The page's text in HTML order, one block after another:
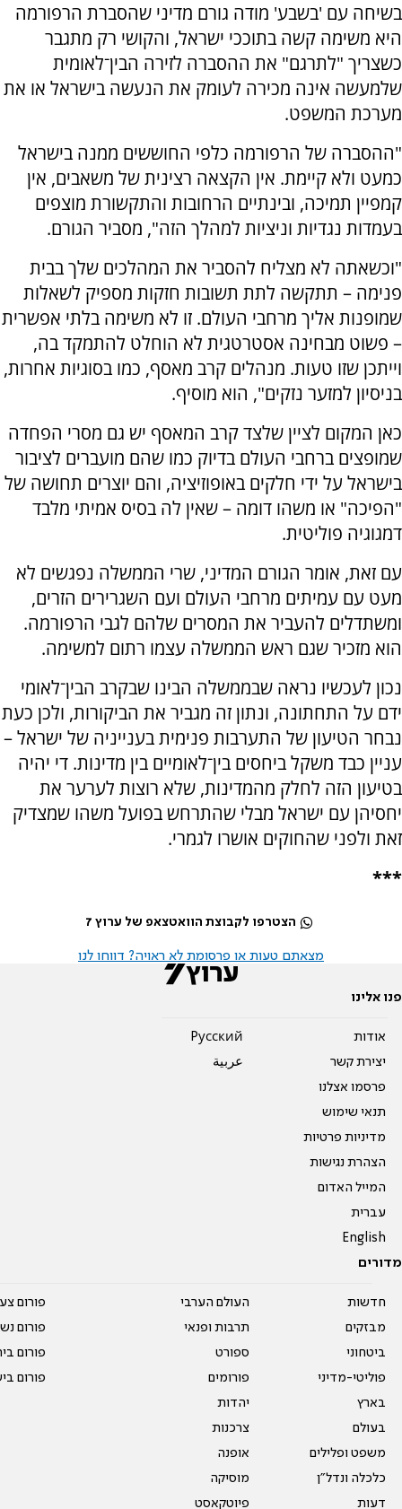
בשיחה עם 'בשבע' מודה גורם מדיני שהסברת הרפורמה
היא משימה קשה בתוככי ישראל, והקושי רק מתגבר
כשצריך "לתרגם" את ההסברה לזירה הבין־לאומית
שלמעשה אינה מכירה לעומק את הנעשה בישראל או את
מערכת המשפט.
"ההסברה של הרפורמה כלפי החוששים ממנה בישראל
כמעט ולא קיימת. אין הקצאה רצינית של משאבים, אין
קמפיין תמיכה, ובינתיים הרחובות והתקשורת מוצפים
בעמדות נגדיות וניציות למהלך הזה", מסביר הגורם.
"וכשאתה לא מצליח להסביר את המהלכים שלך בבית
פנימה – תתקשה לתת תשובות חזקות מספיק לשאלות
שמופנות אליך מרחבי העולם. זו לא משימה בלתי אפשרית
– פשוט מבחינה אסטרטגית לא הוחלט להתמקד בה,
וייתכן שזו טעות. מנהלים קרב מאסף, כמו בסוגיות אחרות,
בניסיון למזער נזקים", הוא מוסיף.
כאן המקום לציין שלצד קרב המאסף יש גם מסרי הפחדה
שמופצים ברחבי העולם בדיוק כמו שהם מועברים לציבור
בישראל על ידי חלקים באופוזיציה, והם יוצרים תחושה של
"הפיכה" או משהו דומה – שאין לה בסיס אמיתי מלבד
דמגוגיה פוליטית.
עם זאת, אומר הגורם המדיני, שרי הממשלה נפגשים לא
מעט עם עמיתים מרחבי העולם ועם השגרירים הזרים,
ומשתדלים להעביר את המסרים שלהם לגבי הרפורמה.
הוא מזכיר שגם ראש הממשלה עצמו רתום למשימה.
נכון לעכשיו נראה שבממשלה הבינו שבקרב הבין־לאומי
ידם על התחתונה, ונתון זה מגביר את הביקורות, ולכן כעת
נבחר הטיעון של התערבות פנימית בענייניה של ישראל –
עניין כבד משקל ביחסים בין־לאומיים בין מדינות. די יהיה
בטיעון הזה לחלק מהמדינות, שלא רוצות לערער את
יחסיהן עם ישראל מבלי שהתרחש בפועל משהו שמצדיק
זאת ולפני שהחוקים אושרו לגמרי.
***
הצטרפו לקבוצת הוואטצאפ של ערוץ 7
מצאתם טעות או פרסומת לא ראויה? דווחו לנו
פנו אלינו
אודות
יצירת קשר
פרסמו אצלנו
תנאי שימוש
מדיניות פרטיות
הצהרת נגישות
המייל האדום
עברית
English
Pусский
عربية
מדורים
חדשות
מבזקים
ביטחוני
פוליטי-מדיני
בארץ
בעולם
משפט ופלילים
כלכלה ונדל"ן
דעות
העולם הערבי
תרבות ופנאי
ספורט
פורומים
יהדות
צרכנות
אופנה
מוסיקה
פיוטקאסט
פורום
פורום
פורום
פורום